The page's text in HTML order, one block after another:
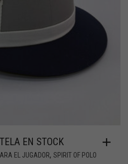
EN STOCK
EL JUGADOR, SPIRIT OF POLO